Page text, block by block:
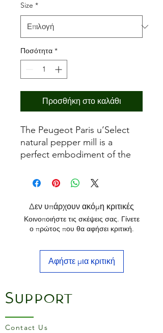
Size *
Ποσότητα *
Προσθήκη στο καλάθι
The Peugeot Paris u’Select
natural pepper mill is a
perfect embodiment of the
elegance, authenticity, the
ingenuity. A manual mill that
is compact but so clever.
Δεν υπάρχουν ακόμη κριτικές
Κοινοποιήστε τις σκέψεις σας. Γίνετε
ο πρώτος που θα αφήσει κριτική.
Αφήστε μια κριτική
Support
Contact Us